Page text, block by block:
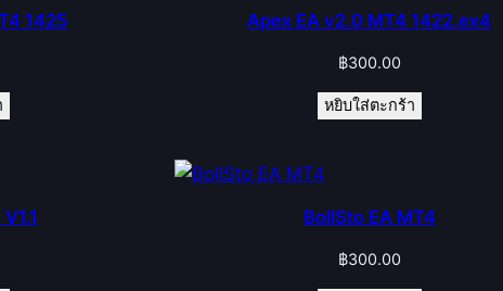
1425 Apex EA v2.0 MT4 1422.ex4
฿300.00
หยิบใส่ตะกร้า
BollSto EA MT4
฿300.00